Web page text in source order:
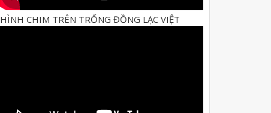
HÌNH CHIM TRÊN TRỐNG ĐỒNG LẠC VIỆT